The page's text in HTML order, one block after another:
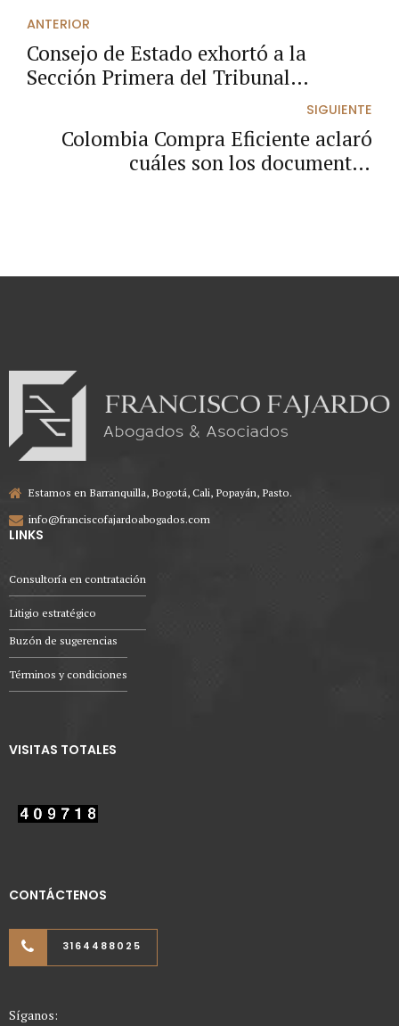
ANTERIOR
Consejo de Estado exhortó a la
Sección Primera del Tribunal
Administrativo de Cundinamarca
para que garanticen el derecho
fundamental de acceso a la
administración de justicia.
SIGUIENTE
Colombia Compra Eficiente aclaró
cuáles son los documentos
Estamos en Barranquilla, Bogotá, Cali, Popayán, Pasto.
info@franciscofajardoabogados.com
LINKS
Consultoría en contratación
Litigio estratégico
Buzón de sugerencias
Términos y condiciones
VISITAS TOTALES
CONTÁCTENOS
3164488025
Síganos: